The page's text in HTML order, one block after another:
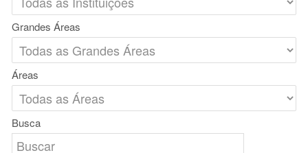
Grandes Áreas
Áreas
Busca